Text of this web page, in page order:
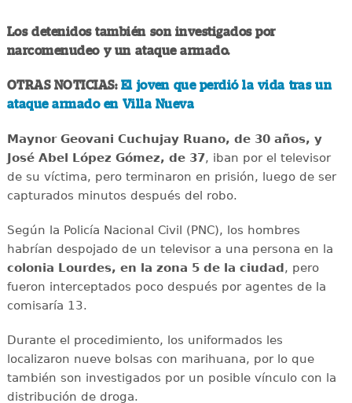
Los detenidos también son investigados por
narcomenudeo y un ataque armado.
OTRAS NOTICIAS: El joven que perdió la vida tras un
ataque armado en Villa Nueva
Maynor Geovani Cuchujay Ruano, de 30 años, y
José Abel López Gómez, de 37, iban por el televisor
de su víctima, pero terminaron en prisión, luego de ser
capturados minutos después del robo.
Según la Policía Nacional Civil (PNC), los hombres
habrían despojado de un televisor a una persona en la
colonia Lourdes, en la zona 5 de la ciudad, pero
fueron interceptados poco después por agentes de la
comisaría 13.
Durante el procedimiento, los uniformados les
localizaron nueve bolsas con marihuana, por lo que
también son investigados por un posible vínculo con la
distribución de droga.